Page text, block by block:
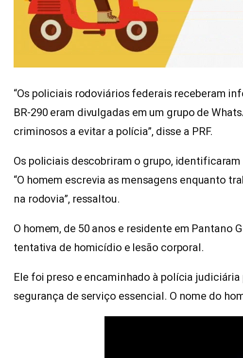
“Os policiais rodoviários federais receberam
BR-290 eram divulgadas em um grupo de
criminosos a evitar a polícia”, disse a PRF.
Os policiais descobriram o grupo,
“O homem escrevia as mensagens enquanto
na rodovia”, ressaltou.
O homem, de 50 anos e residente em Pantano
tentativa de homicídio e lesão corporal.
Ele foi preso e encaminhado à polícia
segurança de serviço essencial. O nome do